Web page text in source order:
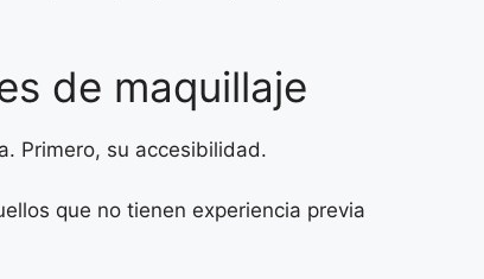
de maquillaje
Primero, su accesibilidad.
que no tienen experiencia previa